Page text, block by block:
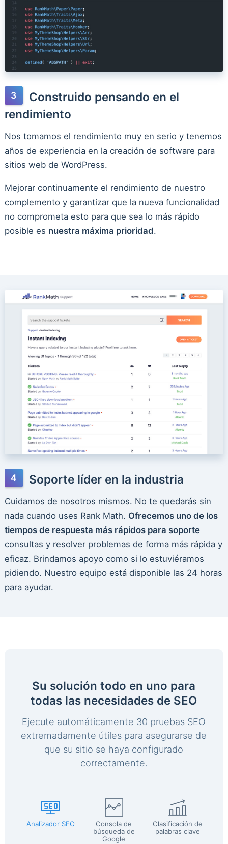
Construido pensando en el
rendimiento
Nos tomamos el rendimiento muy en serio y tenemos
años de experiencia en la creación de software para
sitios web de WordPress.
Mejorar continuamente el rendimiento de nuestro
complemento y garantizar que la nueva funcionalidad
no comprometa esto para que sea lo más rápido
posible es nuestra máxima prioridad.
Soporte líder en la industria
Cuidamos de nosotros mismos. No te quedarás sin
nada cuando uses Rank Math. Ofrecemos uno de los
tiempos de respuesta más rápidos para soporte
consultas y resolver problemas de forma más rápida y
eficaz. Brindamos apoyo como si lo estuviéramos
pidiendo. Nuestro equipo está disponible las 24 horas
para ayudar.
Su solución todo en uno para
todas las necesidades de SEO
Ejecute automáticamente 30 pruebas SEO
extremadamente útiles para asegurarse de
que su sitio se haya configurado
correctamente.
Analizador SEO
Consola de
búsqueda de
Google
Clasificación de
palabras clave